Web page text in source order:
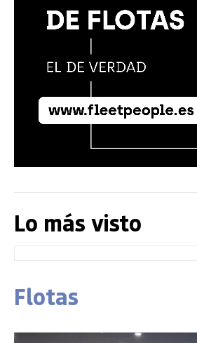
Lo más visto
Flotas